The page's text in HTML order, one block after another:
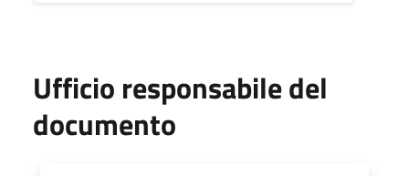
Ufficio responsabile del
documento